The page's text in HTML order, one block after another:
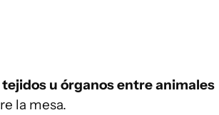
u órganos entre animales
la mesa.